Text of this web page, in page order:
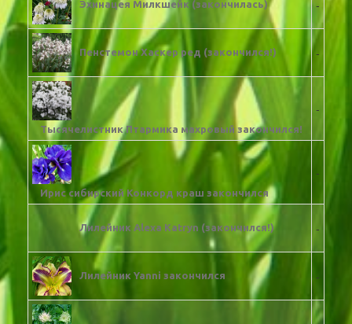
Эхинацея Милкшейк (закончилась) -
Пенстемон Хаскер ред (закончился!) -
Тысячелистник Птармика махровый закончился!
-
Ирис сибирский Конкорд краш закончился
-
Лилейник Alexa Katryn (закончился!) -
Лилейник Yanni закончился -